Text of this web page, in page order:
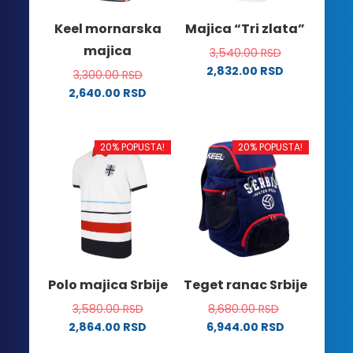
stranici
proizvoda.
stranici
proizvoda.
Keel mornarska
majica
3,300.00RSD
2,640.00 RSD
ima
više
varijanti.
Opcije
mogu
biti
izabrane
stranici
proizvoda.
Majica “Tri zlata”
3,540.00RSD
2,832.00 RSD
više
varijanti.
Opcije
mogu
biti
izabrane
na
proizvoda.
20% POPUSTA!
Polo majica Srbije
3,580.00RSD
2,864.00 RSD
20% POPUSTA!
Teget ranac Srbije
8,680.00RSD
6,944.00 RSD